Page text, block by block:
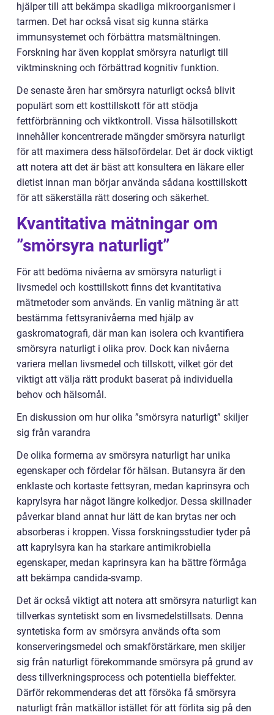
hjälper till att bekämpa skadliga mikroorganismer i
tarmen. Det har också visat sig kunna stärka
immunsystemet och förbättra matsmältningen.
Forskning har även kopplat smörsyra naturligt till
viktminskning och förbättrad kognitiv funktion.
De senaste åren har smörsyra naturligt också blivit
populärt som ett kosttillskott för att stödja
fettförbränning och viktkontroll. Vissa hälsotillskott
innehåller koncentrerade mängder smörsyra naturligt
för att maximera dess hälsofördelar. Det är dock viktigt
att notera att det är bäst att konsultera en läkare eller
dietist innan man börjar använda sådana kosttillskott
för att säkerställa rätt dosering och säkerhet.
Kvantitativa mätningar om
”smörsyra naturligt”
För att bedöma nivåerna av smörsyra naturligt i
livsmedel och kosttillskott finns det kvantitativa
mätmetoder som används. En vanlig mätning är att
bestämma fettsyranivåerna med hjälp av
gaskromatografi, där man kan isolera och kvantifiera
smörsyra naturligt i olika prov. Dock kan nivåerna
variera mellan livsmedel och tillskott, vilket gör det
viktigt att välja rätt produkt baserat på individuella
behov och hälsomål.
En diskussion om hur olika ”smörsyra naturligt” skiljer
sig från varandra
De olika formerna av smörsyra naturligt har unika
egenskaper och fördelar för hälsan. Butansyra är den
enklaste och kortaste fettsyran, medan kaprinsyra och
kaprylsyra har något längre kolkedjor. Dessa skillnader
påverkar bland annat hur lätt de kan brytas ner och
absorberas i kroppen. Vissa forskningsstudier tyder på
att kaprylsyra kan ha starkare antimikrobiella
egenskaper, medan kaprinsyra kan ha bättre förmåga
att bekämpa candida-svamp.
Det är också viktigt att notera att smörsyra naturligt kan
tillverkas syntetiskt som en livsmedelstillsats. Denna
syntetiska form av smörsyra används ofta som
konserveringsmedel och smakförstärkare, men skiljer
sig från naturligt förekommande smörsyra på grund av
dess tillverkningsprocess och potentiella bieffekter.
Därför rekommenderas det att försöka få smörsyra
naturligt från matkällor istället för att förlita sig på den